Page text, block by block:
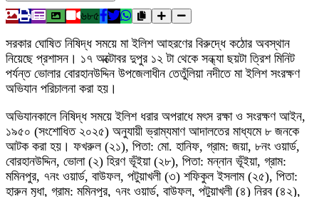
৬৮৫
সরকার ঘোষিত নিষিদ্ধ সময়ে মা ইলিশ আহরণের বিরুদ্ধে কঠোর অবস্থান
নিয়েছে প্রশাসন। ১৭ অক্টোবর দুপুর ১২ টা থেকে সন্ধ্যা ছয়টা ত্রিশ মিনিট
পর্যন্ত ভোলার বোরহানউদ্দিন উপজেলাধীন তেতুঁলিয়া নদীতে মা ইলিশ সংরক্ষণ
অভিযান পরিচালনা করা হয়।
অভিযানকালে নিষিদ্ধ সময়ে ইলিশ ধরার অপরাধে মৎস রক্ষা ও সংরক্ষণ আইন,
১৯৫০ (সংশোধিত ২০২৫) অনুযায়ী ভ্রাম্যমাণ আদালতের মাধ্যমে ৮ জনকে
আটক করা হয়। ফখরুল (২১), পিতা: মো. হানিফ, গ্রাম: জয়া, ৮নং ওয়ার্ড,
বোরহানউদ্দিন, ভোলা (২) হিরণ ভূঁইয়া (২৮), পিতা: মন্নান ভূঁইয়া, গ্রাম:
মমিনপুর, ৭নং ওয়ার্ড, বাউফল, পটুয়াখলী (৩) শফিকুল ইসলাম (২৫), পিতা:
হারুন মৃধা, গ্রাম: মমিনপুর, ৭নং ওয়ার্ড, বাউফল, পটুয়াখলী (৪) নিরব (৪২),